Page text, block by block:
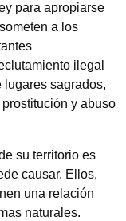
para apropiarse
a los
ilegal
sagrados,
y abuso
su territorio es
causar. Ellos,
una relación
naturales.